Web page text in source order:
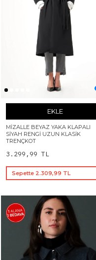
EKLE
MIZALLE BEYAZ YAKA KLAPALI
SIYAH RENGI UZUN KLASIK
TRENÇKOT
3.299,99 TL
Sepette 2.309,99 TL